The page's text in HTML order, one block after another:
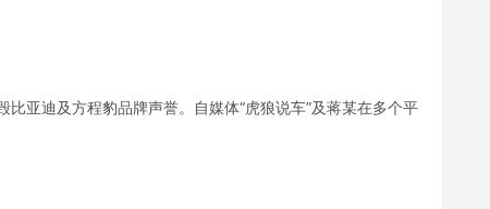
亚迪及方程豹品牌声誉。自媒体“虎狼说车”及蒋某在多个平